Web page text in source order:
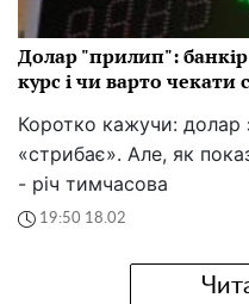
Долар "прилип":
курс і чи варто
Коротко кажучи: долар
«стрибає». Але, як
- річ тимчасова
19:50 18.02